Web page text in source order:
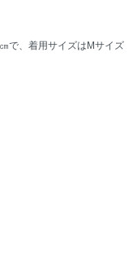
で、着用サイズはMサイズ